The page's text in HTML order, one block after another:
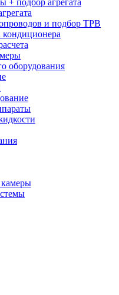
и подбор ТРВ
кондиционера
оборудования